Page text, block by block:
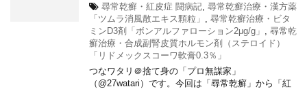
尋常乾癬・紅皮症 闘病記 尋常乾癬治療・漢方薬
「ツムラ消風散エキス顆粒」
尋常乾癬治療・ビタ
ミンD3剤「ボンアルファローション2μg/g」
尋常乾
癬治療・合成副腎皮質ホルモン剤（ステロイド）
「リドメックスコーワ軟膏0.3％」
つなワタリ＠捨て身の「プロ無謀家」
（@27watari）です。今回は「尋常乾癬」から「紅